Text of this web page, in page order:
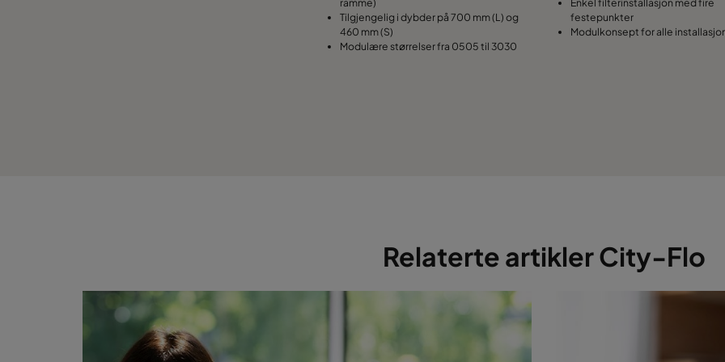
Tilgjengelig i dybder på 700 mm (L) og
460 mm (S)
Modulære størrelser fra 0505 til 3030
festepunkter
Modulkonsept for alle
Relaterte artikler City-Flo